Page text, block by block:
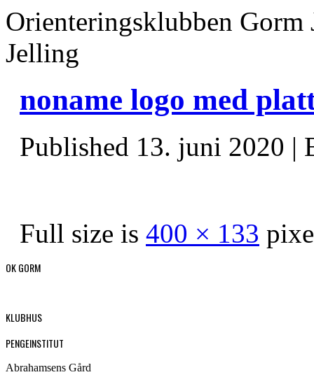
Orienteringsklubben
Jelling
noname logo med
Published 13. juni 2020 |
Full size is 400 × 133
OK GORM
KLUBHUS
PENGEINSTITUT
Abrahamsens Gård